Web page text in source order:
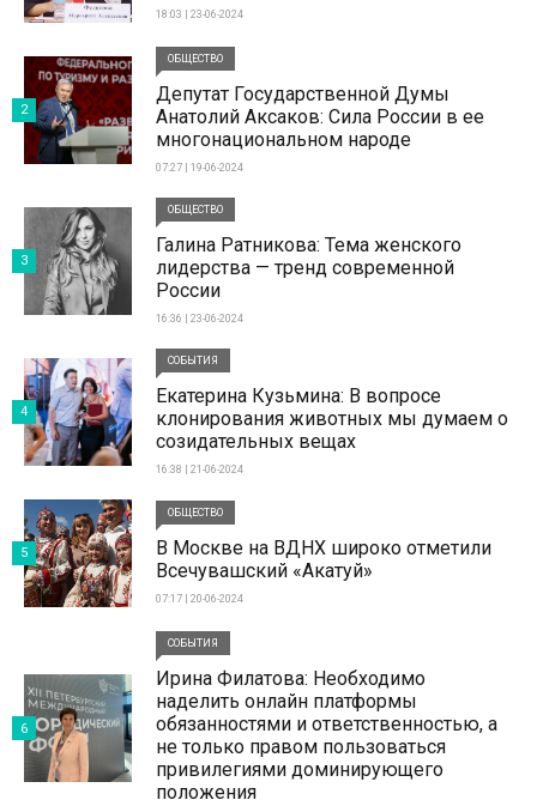
18:03 | 23-06-2024
ОБЩЕСТВО
Депутат Государственной Думы
Анатолий Аксаков: Сила России в ее
многонациональном народе
07:27 | 19-06-2024
2
ОБЩЕСТВО
Галина Ратникова: Тема женского
лидерства — тренд современной
России
16:36 | 23-06-2024
3
СОБЫТИЯ
Екатерина Кузьмина: В вопросе
клонирования животных мы думаем о
созидательных вещах
16:38 | 21-06-2024
4
ОБЩЕСТВО
В Москве на ВДНХ широко отметили
Всечувашский «Акатуй»
07:17 | 20-06-2024
5
СОБЫТИЯ
Ирина Филатова: Необходимо
наделить онлайн платформы
обязанностями и ответственностью, а
не только правом пользоваться
привилегиями доминирующего
положения
6